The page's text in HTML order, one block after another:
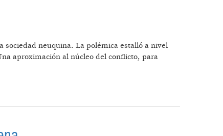
sociedad neuquina. La polémica estalló a nivel
aproximación al núcleo del conflicto, para